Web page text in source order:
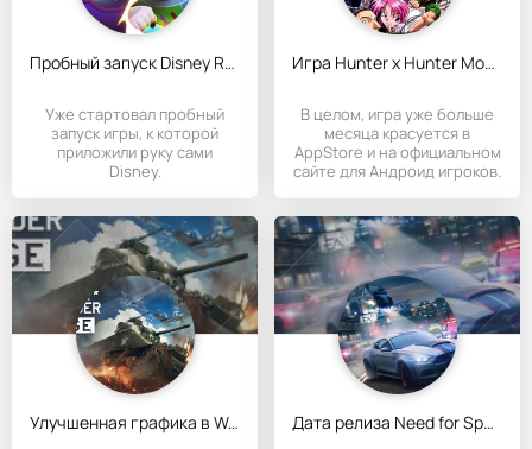
Пробный запуск Disney Realm Breakers
Уже стартовал пробный
запуск игры, к которой
приложили руку сами
Disney.
Игра Hunter x Hunter Mobile стала доступна в Китаe
В целом, игра уже больше
месяца красуется в
AppStore и на официальном
сайте для Андроид игроков.
Улучшенная графика в War Thunder Mobile Дата релиза Need for Speed Mobile